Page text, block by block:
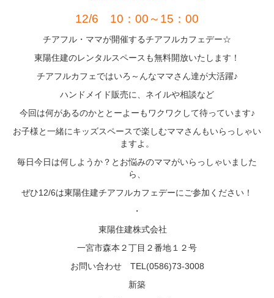
12/6 10：00～15：00
チアフル・ママが開催するチアフルカフェデー☆
東陽住建のレンタルスペースも無料開放いたします！
チアフルカフェではいろ～んなママさん達が大活躍♪
ハンドメイド販売に、ネイルや相談など
今回は何があるのかととーよーもワクワクして待っています♪
お子様と一緒にキッズスペースで楽しむママさんもいらっしゃい
ますよ。
毎日今日は何しようか？とお悩みのママがいらっしゃいました
ら、
ぜひ12/6は東陽住建チアフルカフェデーにご参加ください！
・
東陽住建株式会社
一宮市森本２丁目２番地１２号
お問い合わせ TEL(0586)73-3008
新築